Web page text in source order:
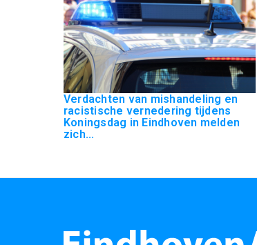
Verdachten van mishandeling en
racistische vernedering tijdens
Koningsdag in Eindhoven melden
zich...